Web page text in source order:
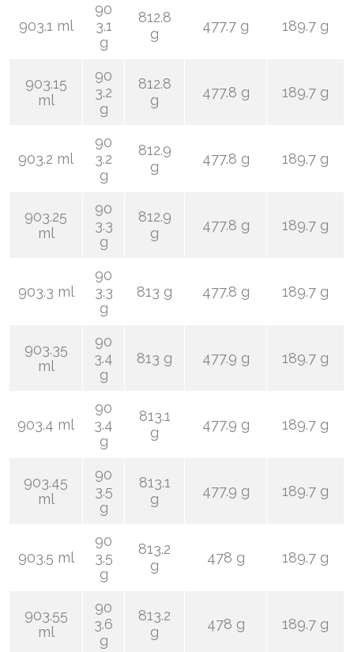
903.1 ml
90
3.1
g
812.8
g
477.7 g 189.7 g
903.15
ml
90
3.2
g
812.8
g
477.8 g 189.7 g
903.2 ml
90
3.2
g
812.9
g
477.8 g 189.7 g
903.25
ml
90
3.3
g
812.9
g
477.8 g 189.7 g
903.3 ml
90
3.3
g
813 g 477.8 g 189.7 g
903.35
ml
90
3.4
g
813 g 477.9 g 189.7 g
903.4 ml
90
3.4
g
813.1
g
477.9 g 189.7 g
903.45
ml
90
3.5
g
813.1
g
477.9 g 189.7 g
903.5 ml
90
3.5
g
813.2
g
478 g 189.7 g
903.55
ml
90
3.6
g
813.2
g
478 g 189.7 g